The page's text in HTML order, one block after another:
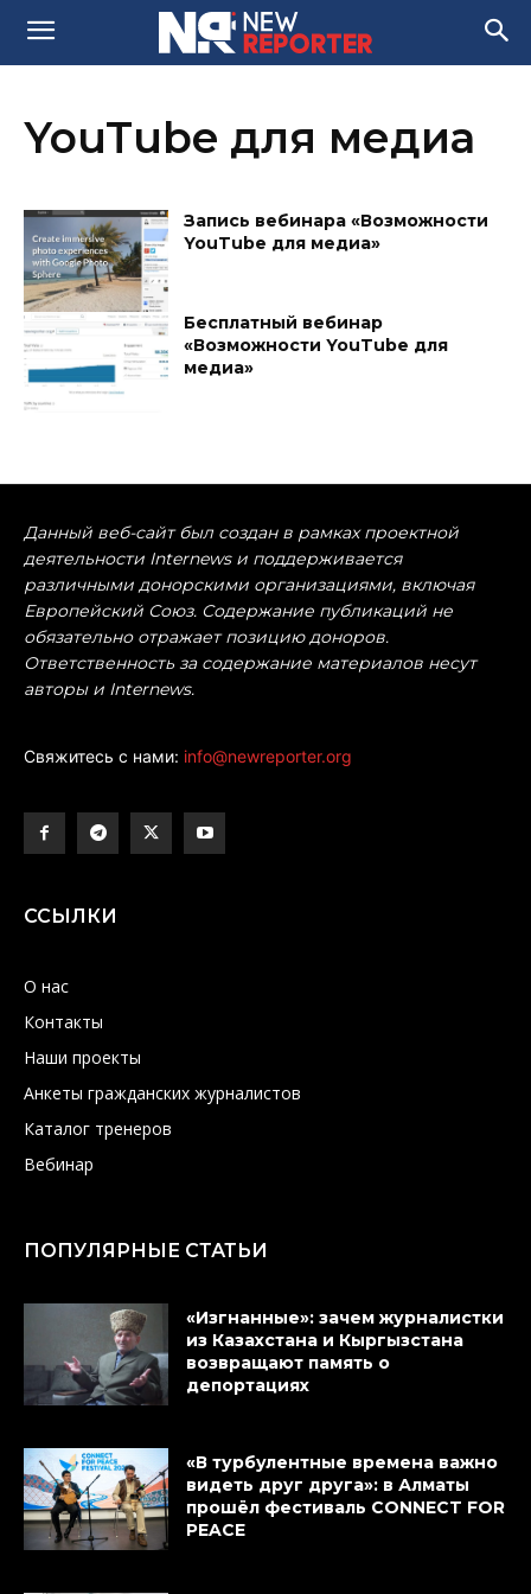
YouTube для медиа
Запись вебинара «Возможности
YouTube для медиа»
Бесплатный вебинар
«Возможности YouTube для
медиа»
Данный веб-сайт был создан в рамках проектной
деятельности Internews и поддерживается
различными донорскими организациями, включая
Европейский Союз. Содержание публикаций не
обязательно отражает позицию доноров.
Ответственность за содержание материалов несут
авторы и Internews.
Свяжитесь с нами: info@newreporter.org
ССЫЛКИ
О нас
Контакты
Наши проекты
Анкеты гражданских журналистов
Каталог тренеров
Вебинар
ПОПУЛЯРНЫЕ СТАТЬИ
«Изгнанные»: зачем журналистки
из Казахстана и Кыргызстана
возвращают память о
депортациях
«В турбулентные времена важно
видеть друг друга»: в Алматы
прошёл фестиваль CONNECT FOR
PEACE